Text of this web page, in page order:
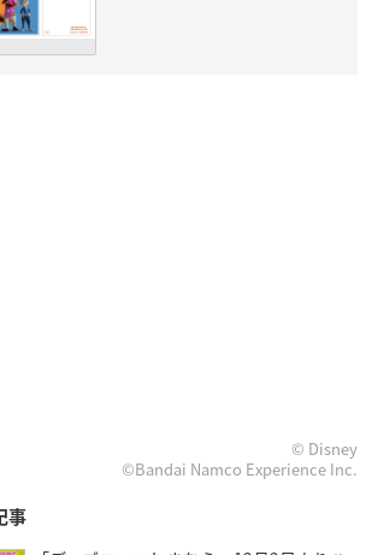
© Disney
©Bandai Namco Experience Inc.
事